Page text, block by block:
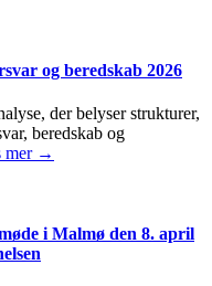
og beredskab 2026
der belyser strukturer,
beredskab og
mer →
i Malmø den 8. april